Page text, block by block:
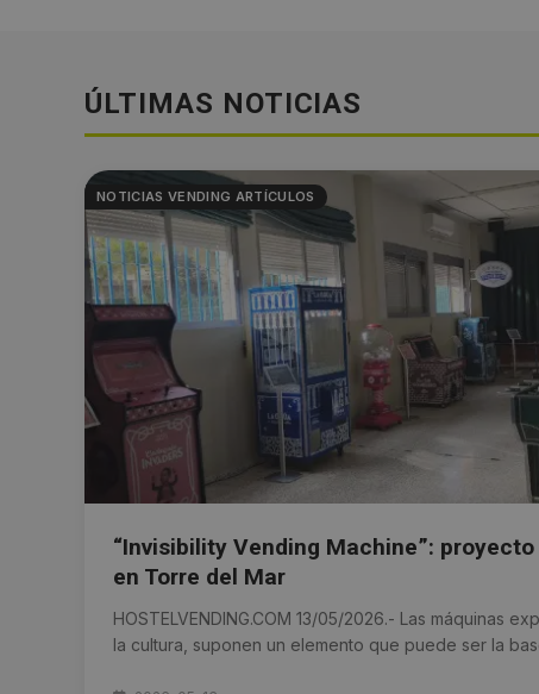
ÚLTIMAS NOTICIAS
NOTICIAS VENDING ARTÍCULOS
“Invisibility Vending Machine”:
en Torre del Mar
HOSTELVENDING.COM 13/05/2026.- Las máquinas
la cultura, suponen un elemento que puede ser la